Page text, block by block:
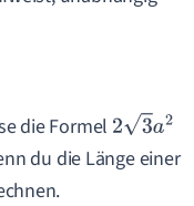
die Formel 23a2
du die Länge einer